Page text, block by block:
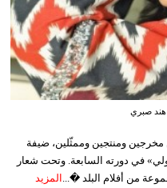
هند صبري
مخرجين ومنتجين وممثّلين، ضيفة
في دورته السابعة. وتحت شعار
من أفلام البلد �...
المزيد